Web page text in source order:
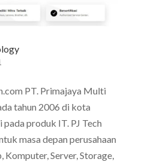
PT. Primajaya Multi
tahun 2006 di kota
produk IT. PJ Tech
masa depan perusahaan
Server, Storage,